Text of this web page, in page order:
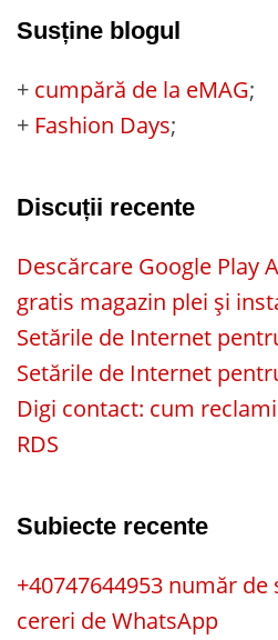
Susține blogul
+ cumpără de la eMAG;
+ Fashion Days;
Discuții recente
Descărcare Google Play
gratis magazin plei și
Setările de Internet
Setările de Internet
Digi contact: cum
RDS
Subiecte recente
+40747644953 număr
cereri de WhatsApp